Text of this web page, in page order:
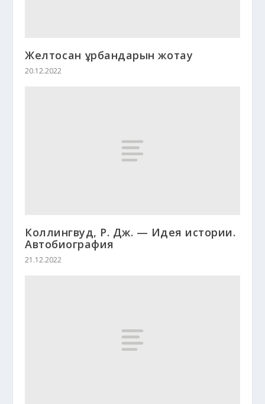
Желтоқсан құрбандарын жоқтау
20.12.2022
Коллингвуд, Р. Дж. — Идея истории.
Автобиография
21.12.2022